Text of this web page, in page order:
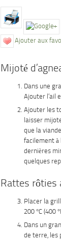
Ajouter aux
Mijoté
Dans une
Ajouter l’ail
Ajouter les
laisser
que la
facilement à
dernières
quelques
Rattes rôties
Placer la
200 °C (400
Dans un
de terre, les